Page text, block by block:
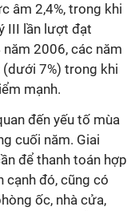
âm 2,4%, trong khi
III lần lượt đạt
năm 2006, các năm
7%) trong khi
mạnh.
đến yếu tố mùa
cuối năm. Giai
để thanh toán hợp
cạnh đó, cũng có
ốc, nhà cửa,